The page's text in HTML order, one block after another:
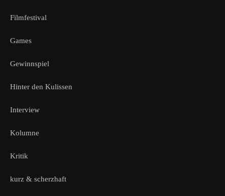
Filmfestival
Games
Gewinnspiel
Hinter den Kulissen
Interview
Kolumne
Kritik
kurz & scherzhaft